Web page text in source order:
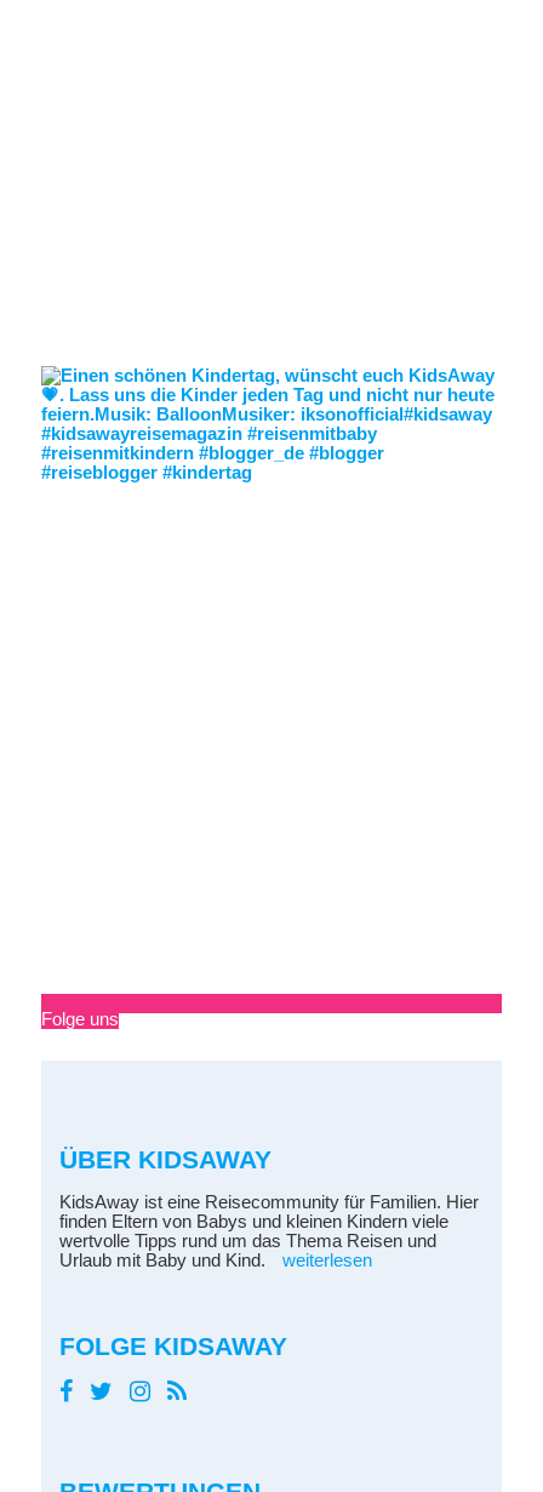
Folge uns
ÜBER KIDSAWAY
KidsAway ist eine Reisecommunity für Familien. Hier
finden Eltern von Babys und kleinen Kindern viele
wertvolle Tipps rund um das Thema Reisen und
Urlaub mit Baby und Kind.
weiterlesen
FOLGE KIDSAWAY